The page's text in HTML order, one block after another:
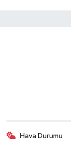
Hava Durumu